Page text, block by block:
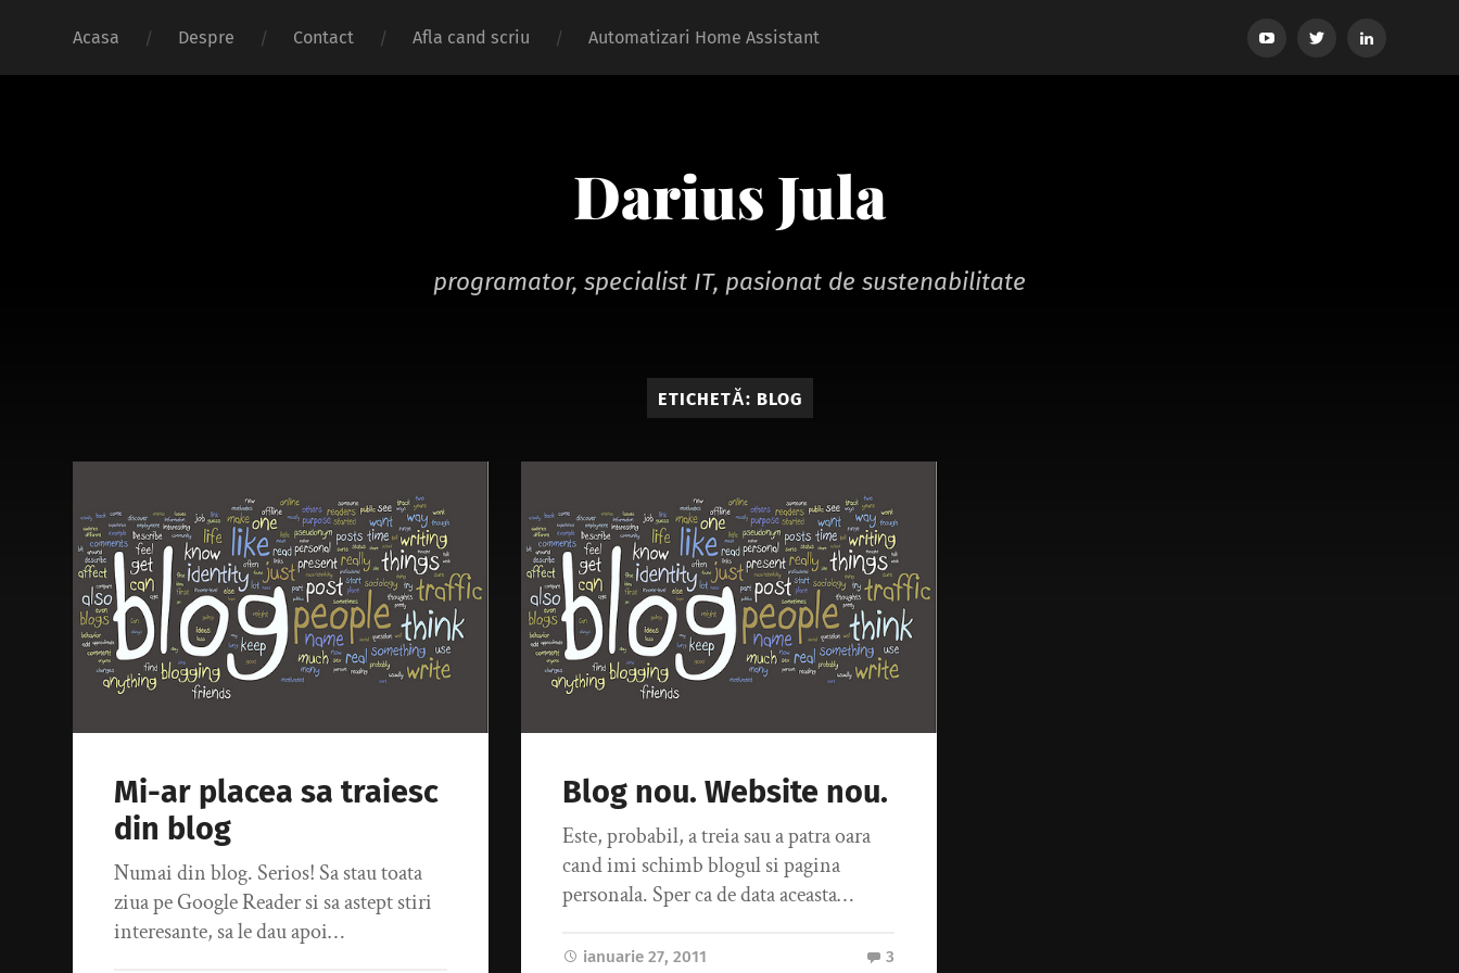
Acasa Despre Contact Afla cand scriu Automatizari Home Assistant YouTubeTwitter LinkedIn
Darius Jula
programator, specialist IT, pasionat de sustenabilitate
ETICHETĂ: BLOG
Mi-ar placea sa traiesc
din blog
Numai din blog. Serios! Sa stau toata
ziua pe Google Reader si sa astept stiri
interesante, sa le dau apoi…
Blog nou. Website nou.
Este, probabil, a treia sau a patra oara
cand imi schimb blogul si pagina
personala. Sper ca de data aceasta…
ianuarie 27, 2011 3